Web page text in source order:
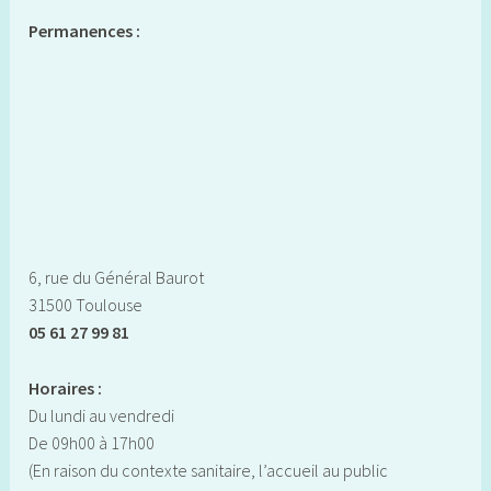
Permanences :
6, rue du Général Baurot
31500 Toulouse
05 61 27 99 81
Horaires :
Du lundi au vendredi
De 09h00 à 17h00
(En raison du contexte sanitaire, l’accueil au public